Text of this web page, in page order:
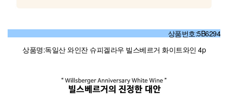
상품번호:5B6294
상품명:독일산 와인잔 슈피겔라우 빌스베르거 화이트와인 4p